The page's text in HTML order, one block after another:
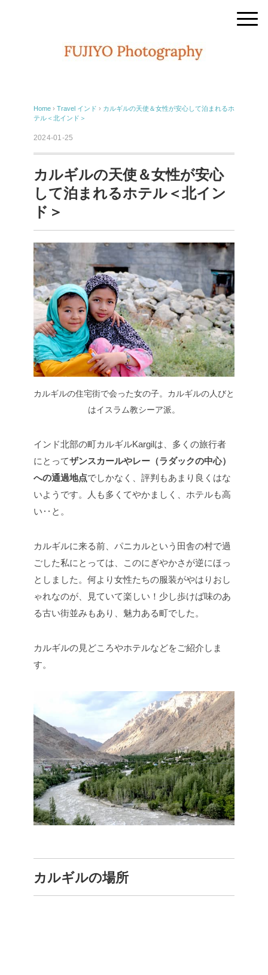
Home › Travel インド › カルギルの天使＆女性が安心して泊まれるホ
テル＜北インド＞
2024-01-25
カルギルの天使＆女性が安心
して泊まれるホテル＜北イン
ド＞
カルギルの住宅街で会った女の子。カルギルの人びと
はイスラム教シーア派。
インド北部の町カルギルKargilは、多くの旅行者
にとってザンスカールやレー（ラダックの中心）
への通過地点でしかなく、評判もあまり良くはな
いようです。人も多くてやかましく、ホテルも高
い‥と。
カルギルに来る前、パニカルという田舎の村で過
ごした私にとっては、このにぎやかさが逆にほっ
としました。何より女性たちの服装がやはりおし
ゃれなのが、見ていて楽しい！少し歩けば味のあ
る古い街並みもあり、魅力ある町でした。
カルギルの見どころやホテルなどをご紹介しま
す。
カルギルの場所